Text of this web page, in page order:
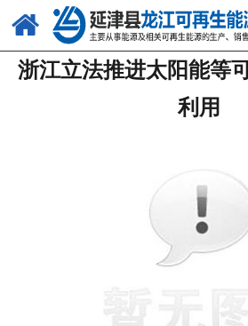
浙江立法推进太阳能等
利用